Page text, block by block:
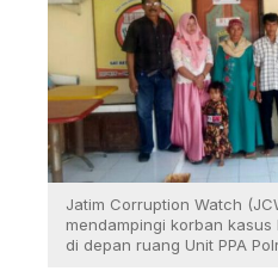
Jatim Corruption Watch
mendampingi korban kasus
di depan ruang Unit PPA